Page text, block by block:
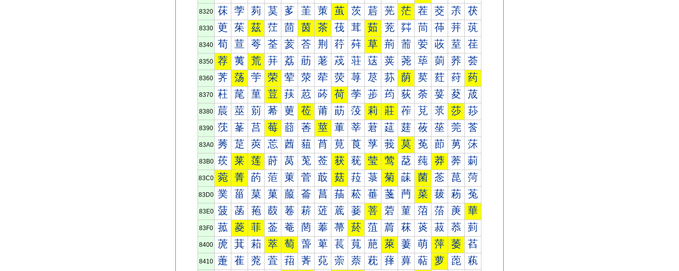
8320 茠 茡 茢 茣 茤 茥 茦 茧 茨 茩 茪 茫 茬 茭 茮 茯
8330 茰 茱 茲 茳 茴 茵 茶 茷 茸 茹 茺 茻 茼 茽 茾 茿
8340 荀 荁 荂 荃 荄 荅 荆 荇 荈 草 荊 荋 荌 荍 荎 荏
8350 荐 荑 荒 荓 荔 荕 荖 荗 荘 荙 荚 荛 荜 荝 荞 荟
8360 荠 荡 荢 荣 荤 荥 荦 荧 荨 荩 荪 荫 荬 荭 荮 药
8370 荰 荱 荲 荳 荴 荵 荶 荷 荸 荹 荺 荻 荼 荽 荾 荿
8380 莀 莁 莂 莃 莄 莅 莆 莇 莈 莉 莊 莋 莌 莍 莎 莏
8390 莐 莑 莒 莓 莔 莕 莖 莗 莘 莙 莚 莛 莜 莝 莞 莟
83A0 莠 莡 莢 莣 莤 莥 莦 莧 莨 莩 莪 莫 莬 莭 莮 莯
83B0 莰 莱 莲 莳 莴 莵 莶 获 莸 莹 莺 莻 莼 莽 莾 莿
83C0 菀 菁 菂 菃 菄 菅 菆 菇 菈 菉 菊 菋 菌 菍 菎 菏
83D0 菐 菑 菒 菓 菔 菕 菖 菗 菘 菙 菚 菛 菜 菝 菞 菟
83E0 菠 菡 菢 菣 菤 菥 菦 菧 菨 菩 菪 菫 菬 菭 菮 華
83F0 菰 菱 菲 菳 菴 菵 菶 菷 菸 菹 菺 菻 菼 菽 菾 菿
8400 萀 萁 萂 萃 萄 萅 萆 萇 萈 萉 萊 萋 萌 萍 萎 萏
8410 萐 萑 萒 萓 萔 萕 萖 萗 萘 萙 萚 萛 萜 萝 萞 萟